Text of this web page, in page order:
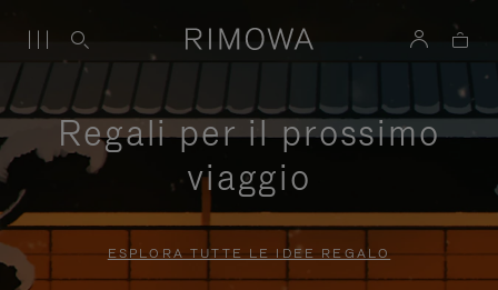
Regali per il prossimo
viaggio
ESPLORA TUTTE LE IDEE REGALO